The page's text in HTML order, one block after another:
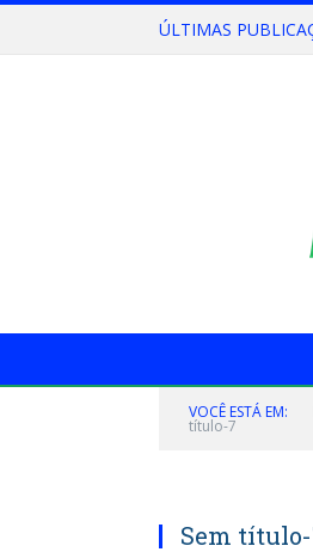
ÚLTIMAS
VOCÊ ESTÁ EM:
título-7
Sem